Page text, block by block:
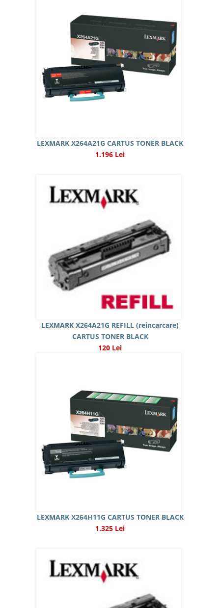
LEXMARK X264A21G CARTUS TONER BLACK
1.196 Lei
LEXMARK X264A21G REFILL (reincarcare)
CARTUS TONER BLACK
120 Lei
LEXMARK X264H11G CARTUS TONER BLACK
1.325 Lei